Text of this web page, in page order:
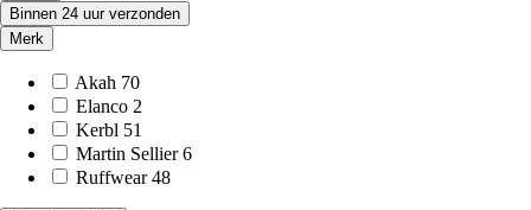
Binnen 24 uur verzonden
Merk
Akah 70
Elanco 2
Kerbl 51
Martin Sellier 6
Ruffwear 48